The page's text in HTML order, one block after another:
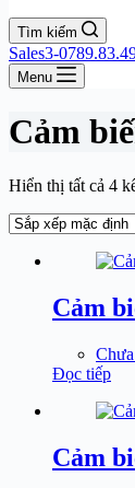
Tìm kiếm
Sales3-
Menu
Cảm
Hiển thị tất cả 4
Cảm
Đọc tiếp
Cảm